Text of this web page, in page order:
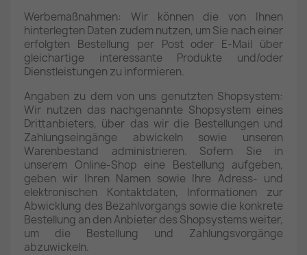
Werbemaßnahmen: Wir können die von Ihnen
hinterlegten Daten zudem nutzen, um Sie nach einer
erfolgten Bestellung per Post oder E-Mail über
gleichartige interessante Produkte und/oder
Dienstleistungen zu informieren.
Angaben zu dem von uns genutzten Shopsystem:
Wir nutzen das nachgenannte Shopsystem eines
Drittanbieters, über das wir die Bestellungen und
Zahlungseingänge abwickeln sowie unseren
Warenbestand administrieren. Sofern Sie in
unserem Online-Shop eine Bestellung aufgeben,
geben wir Ihren Namen sowie Ihre Adress- und
elektronischen Kontaktdaten, Informationen zur
Abwicklung des Bezahlvorgangs sowie die konkrete
Bestellung an den Anbieter des Shopsystems weiter,
um die Bestellung und Zahlungsvorgänge
abzuwickeln.